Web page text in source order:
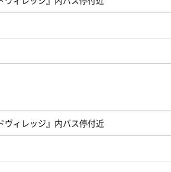
ヴィレッジ』内バス停付近